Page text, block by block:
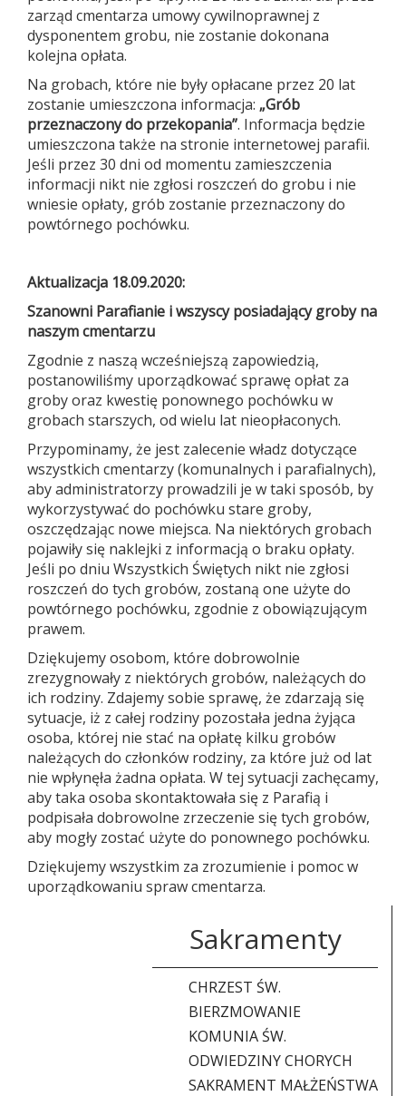
zarząd cmentarza umowy cywilnoprawnej z
dysponentem grobu, nie zostanie dokonana
kolejna opłata.
Na grobach, które nie były opłacane przez 20 lat
zostanie umieszczona informacja: „Grób
przeznaczony do przekopania”. Informacja będzie
umieszczona także na stronie internetowej parafii.
Jeśli przez 30 dni od momentu zamieszczenia
informacji nikt nie zgłosi roszczeń do grobu i nie
wniesie opłaty, grób zostanie przeznaczony do
powtórnego pochówku.
Aktualizacja 18.09.2020:
Szanowni Parafianie i wszyscy posiadający groby na
naszym cmentarzu
Zgodnie z naszą wcześniejszą zapowiedzią,
postanowiliśmy uporządkować sprawę opłat za
groby oraz kwestię ponownego pochówku w
grobach starszych, od wielu lat nieopłaconych.
Przypominamy, że jest zalecenie władz dotyczące
wszystkich cmentarzy (komunalnych i parafialnych),
aby administratorzy prowadzili je w taki sposób, by
wykorzystywać do pochówku stare groby,
oszczędzając nowe miejsca. Na niektórych grobach
pojawiły się naklejki z informacją o braku opłaty.
Jeśli po dniu Wszystkich Świętych nikt nie zgłosi
roszczeń do tych grobów, zostaną one użyte do
powtórnego pochówku, zgodnie z obowiązującym
prawem.
Dziękujemy osobom, które dobrowolnie
zrezygnowały z niektórych grobów, należących do
ich rodziny. Zdajemy sobie sprawę, że zdarzają się
sytuacje, iż z całej rodziny pozostała jedna żyjąca
osoba, której nie stać na opłatę kilku grobów
należących do członków rodziny, za które już od lat
nie wpłynęła żadna opłata. W tej sytuacji zachęcamy,
aby taka osoba skontaktowała się z Parafią i
podpisała dobrowolne zrzeczenie się tych grobów,
aby mogły zostać użyte do ponownego pochówku.
Dziękujemy wszystkim za zrozumienie i pomoc w
uporządkowaniu spraw cmentarza.
Sakramenty
CHRZEST ŚW.
BIERZMOWANIE
KOMUNIA ŚW.
ODWIEDZINY CHORYCH
SAKRAMENT MAŁŻEŃSTWA